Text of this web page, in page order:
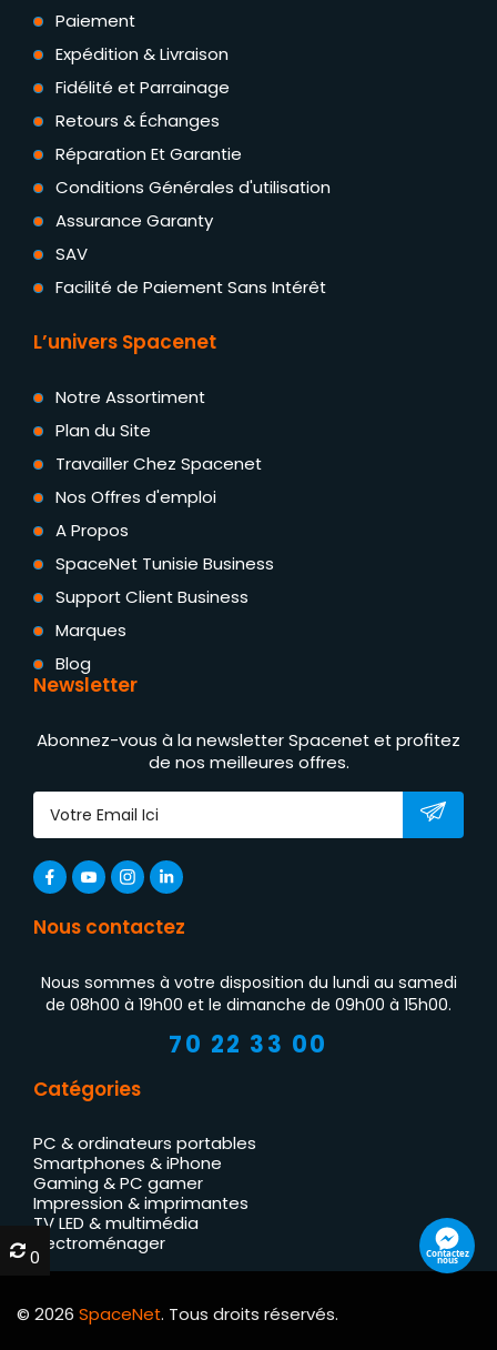
Paiement
Expédition & Livraison
Fidélité et Parrainage
Retours & Échanges
Réparation Et Garantie
Conditions Générales d'utilisation
Assurance Garanty
SAV
Facilité de Paiement Sans Intérêt
L’univers Spacenet
Notre Assortiment
Plan du Site
Travailler Chez Spacenet
Nos Offres d'emploi
A Propos
SpaceNet Tunisie Business
Support Client Business
Marques
Blog
Newsletter
Abonnez-vous à la newsletter Spacenet et profitez
de nos meilleures offres.
Nous contactez
Nous sommes à votre disposition du lundi au samedi
de 08h00 à 19h00 et le dimanche de 09h00 à 15h00.
70 22 33 00
Catégories
PC & ordinateurs portables
Smartphones & iPhone
Gaming & PC gamer
Impression & imprimantes
TV LED & multimédia
Électroménager
© 2026 SpaceNet. Tous droits réservés.
0
0